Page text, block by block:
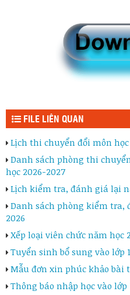
FILE LIÊN QUAN
Lịch thi chuyển đổi môn
Danh sách phòng thi
học 2026-2027
Lịch kiểm tra, đánh giá lại
Danh sách phòng kiểm tra,
2026
Xếp loại viên chức năm học
Tuyển sinh bổ sung vào lớp
Mẫu đơn xin phúc khảo bài
Thông báo nhập học vào lớp